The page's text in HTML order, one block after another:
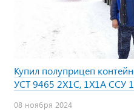
Купил полуприцеп
УСТ 9465 2Х1С, 1Х1А ССУ
08 ноября 2024